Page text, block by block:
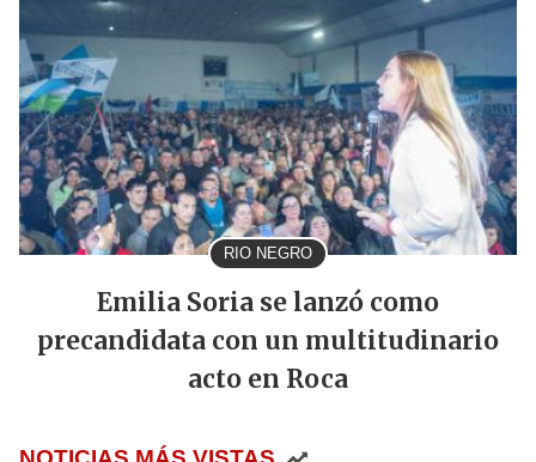
RIO NEGRO
Emilia Soria se lanzó como
precandidata con un multitudinario
acto en Roca